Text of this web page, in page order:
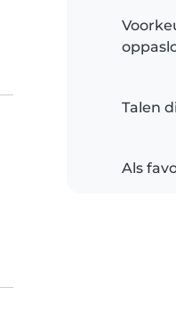
Talen
Als